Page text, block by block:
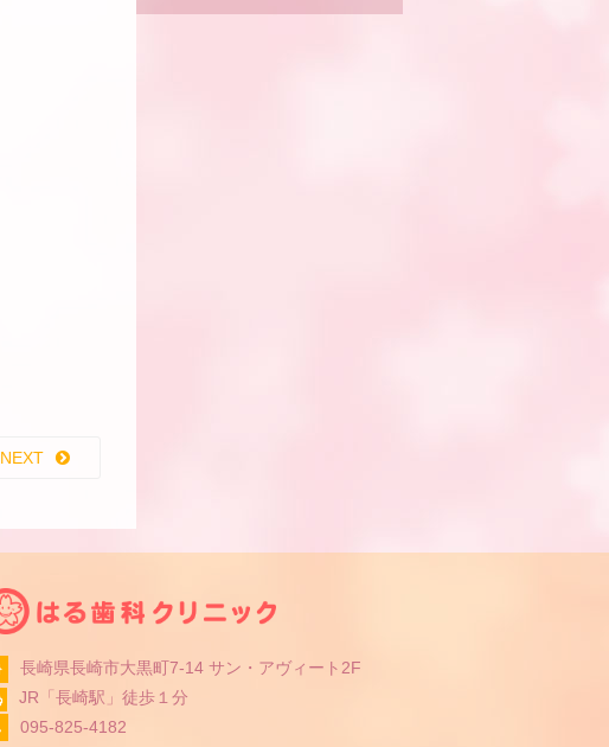
NEXT
長崎県長崎市大黒町7-14 サン・アヴィート2F
JR「長崎駅」徒歩１分
095-825-4182